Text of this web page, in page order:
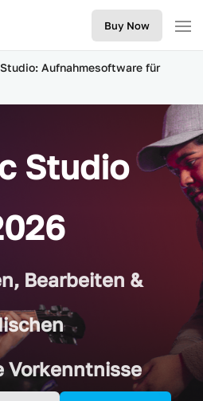
Buy Now
Aufnahmesoftware für
Studio
Bearbeiten &
Vorkenntnisse